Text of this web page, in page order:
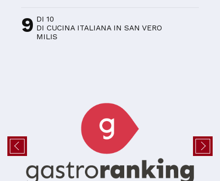
9 DI 10
DI CUCINA ITALIANA IN SAN VERO
MILIS